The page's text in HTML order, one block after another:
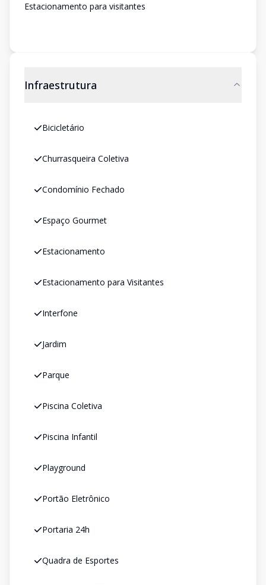
Estacionamento para visitantes
Infraestrutura
Bicicletário
Churrasqueira Coletiva
Condomínio Fechado
Espaço Gourmet
Estacionamento
Estacionamento para Visitantes
Interfone
Jardim
Parque
Piscina Coletiva
Piscina Infantil
Playground
Portão Eletrônico
Portaria 24h
Quadra de Esportes